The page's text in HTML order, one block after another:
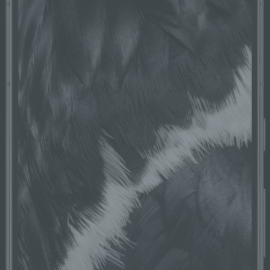
einer Erklärung oder einer sonstigen
eindeutigen bestätigenden Handlung, mit der
die betroffene Person zu verstehen gibt, dass
sie mit der Verarbeitung der sie betreffenden
personenbezogenen Daten einverstanden
Name und Anschrift des für die Verarbeitung
Verantwortlichen
Verantwortlicher im Sinne der Datenschutz-
Grundverordnung, sonstiger in den Mitgliedstaaten
der Europäischen Union geltenden
Datenschutzgesetze und anderer Bestimmungen
mit datenschutzrechtlichem Charakter ist die: